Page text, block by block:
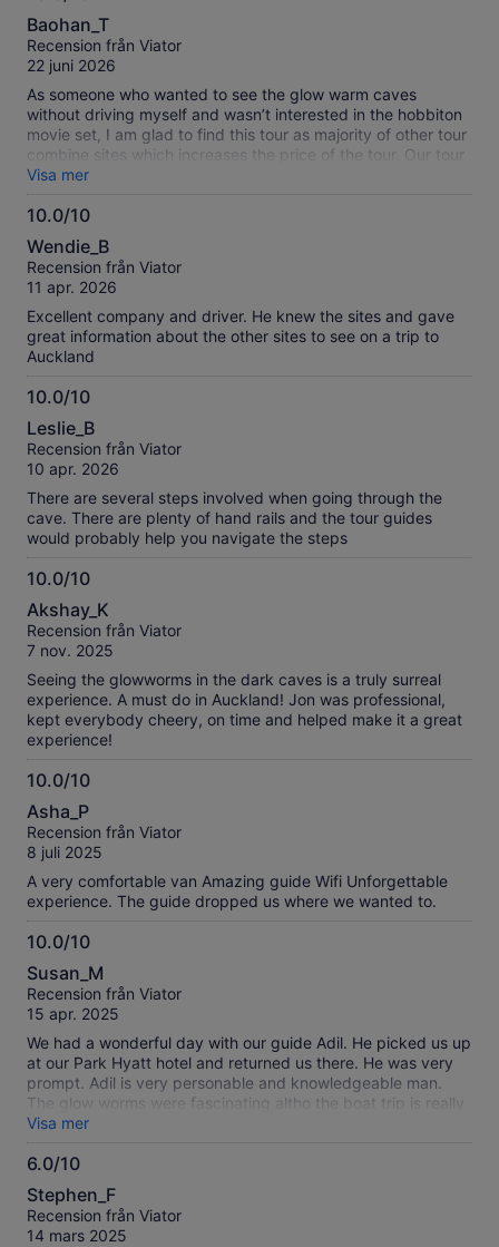
information
om
våra
recensioner
10.0
av
10
Baohan_T
Recension från Viator
22 juni 2026
As someone who wanted to see the glow warm caves
without driving myself and wasn’t interested in the hobbiton
movie set, I am glad to find this tour as majority of other tour
combine sites which increases the price of the tour. Our tour
guide throughout the tour was also quite informative and
was fun to listen throughout the long drive. My favorite fact
was learning that cows (you see them all the time on the
whenever they want to get milked and each cow will go to
their own designated spot in line every time.
Visa mer
10.0/10
10.0
av
10
Wendie_B
Recension från Viator
11 apr. 2026
Excellent company and driver. He knew the sites and gave
great information about the other sites to see on a trip to
Auckland
10.0/10
10.0
av
10
Leslie_B
Recension från Viator
10 apr. 2026
There are several steps involved when going through the
cave. There are plenty of hand rails and the tour guides
would probably help you navigate the steps
10.0/10
10.0
av
10
Akshay_K
Recension från Viator
7 nov. 2025
Seeing the glowworms in the dark caves is a truly surreal
experience. A must do in Auckland! Jon was professional,
kept everybody cheery, on time and helped make it a great
experience!
10.0/10
10.0
av
10
Asha_P
Recension från Viator
8 juli 2025
A very comfortable van Amazing guide Wifi Unforgettable
experience. The guide dropped us where we wanted to.
10.0/10
10.0
av
10
Susan_M
Recension från Viator
15 apr. 2025
We had a wonderful day with our guide Adil. He picked us up
at our Park Hyatt hotel and returned us there. He was very
prompt. Adil is very personable and knowledgeable man.
The glow worms were fascinating altho the boat trip is really
short. You can take a pic at the end but the pics aren't very
good. They have fake pics with green screen you can buy.
Adil narrated on the way there and even stopped to show us
hour drive but Adil made it very pleasant.
Visa mer
6.0/10
6.0
av
10
Stephen_F
Recension från Viator
14 mars 2025